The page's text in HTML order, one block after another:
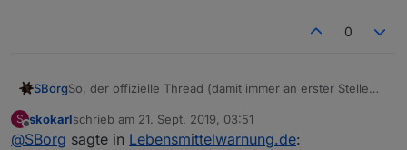
0
SBorgSo, der offizielle Thread (damit immer an erster Stelle
https://forum.iobroker.net/topic/25223/javascript-für-
warnungen-von-lebensmittelwarnung
Sind zwar noch zwei Baustellen offen (Datenpunkte u.
Filter), aber das obere Management des
S
Offline
skokarlschrieb am 21. Sept. 2019, 03:51
zuletzt editiert von
@SBorg sagte in Lebensmittelwarnung.de: